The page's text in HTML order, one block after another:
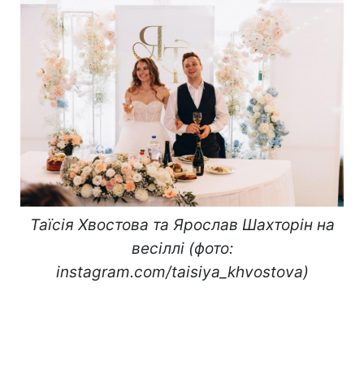
Таїсія Хвостова та Ярослав Шахторін на
весіллі (фото:
instagram.com/taisiya_khvostova)